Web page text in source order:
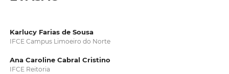
Karlucy Farias de Sousa
IFCE Campus Limoeiro do Norte
Ana Caroline Cabral Cristino
IFCE Reitoria